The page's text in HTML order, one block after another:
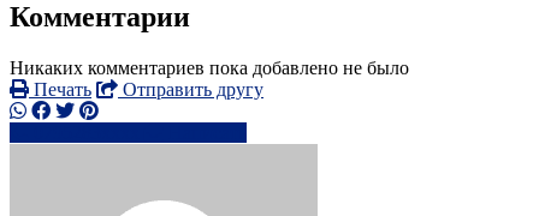
Комментарии
Никаких комментариев пока добавлено не было
Печать
Отправить другу